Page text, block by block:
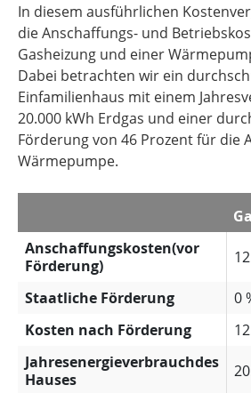
In diesem ausführlichen
die Anschaffungs- und
Gasheizung und einer
Dabei betrachten wir ein
Einfamilienhaus mit einem
20.000 kWh Erdgas und einer
Förderung von 46 Prozent für die
Wärmepumpe.
Anschaffungskosten(vor
Förderung)
Staatliche Förderung 0
Kosten nach Förderung
Jahresenergieverbrauchdes
Hauses